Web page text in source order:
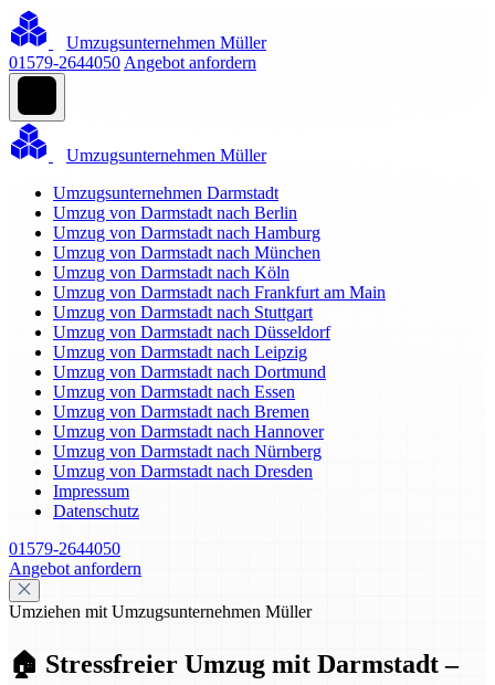
Umzugsunternehmen Müller
01579-2644050 Angebot anfordern
Umzugsunternehmen Müller
Umzugsunternehmen Darmstadt
Umzug von Darmstadt nach Berlin
Umzug von Darmstadt nach Hamburg
Umzug von Darmstadt nach München
Umzug von Darmstadt nach Köln
Umzug von Darmstadt nach Frankfurt am Main
Umzug von Darmstadt nach Stuttgart
Umzug von Darmstadt nach Düsseldorf
Umzug von Darmstadt nach Leipzig
Umzug von Darmstadt nach Dortmund
Umzug von Darmstadt nach Essen
Umzug von Darmstadt nach Bremen
Umzug von Darmstadt nach Hannover
Umzug von Darmstadt nach Nürnberg
Umzug von Darmstadt nach Dresden
Impressum
Datenschutz
01579-2644050
Angebot anfordern
Umziehen mit Umzugsunternehmen Müller
🏠 Stressfreier Umzug mit Darmstadt –